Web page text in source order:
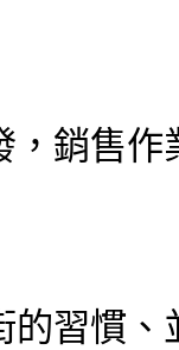
，銷售
的習慣